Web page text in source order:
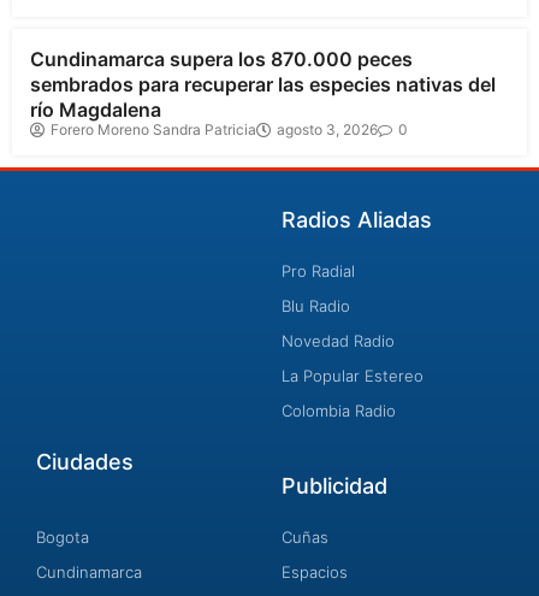
Cundinamarca supera los 870.000 peces
sembrados para recuperar las especies nativas del
río Magdalena
Forero Moreno Sandra Patricia agosto 3, 2026 0
Radios Aliadas
Pro Radial
Blu Radio
Novedad Radio
La Popular Estereo
Colombia Radio
Ciudades
Bogota
Cundinamarca
Publicidad
Cuñas
Espacios